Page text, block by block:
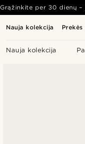
Nauja kolekcija Prekės
Nauja kolekcija
Grąžinkite per 30 dienų –